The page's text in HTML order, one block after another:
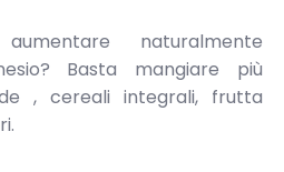
naturalmente
Basta mangiare più
, cereali integrali, frutta